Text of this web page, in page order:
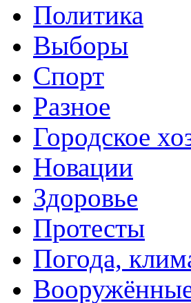
Политика
Выборы
Спорт
Разное
Городское
Новации
Здоровье
Протесты
Погода,